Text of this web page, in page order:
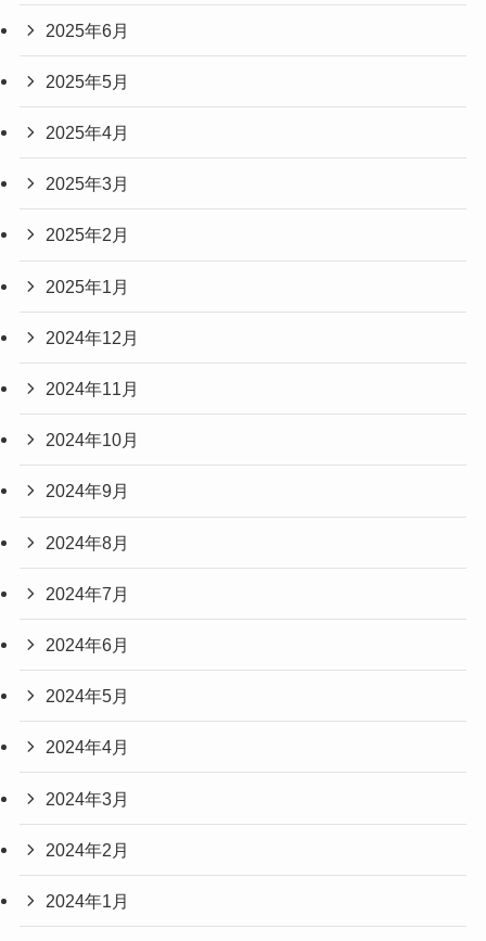
2025年6月
2025年5月
2025年4月
2025年3月
2025年2月
2025年1月
2024年12月
2024年11月
2024年10月
2024年9月
2024年8月
2024年7月
2024年6月
2024年5月
2024年4月
2024年3月
2024年2月
2024年1月